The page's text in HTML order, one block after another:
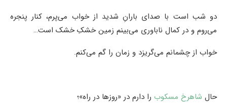
دو شب است با صدای بارانِ شدید از خواب می‌پرم، کنار پنجره
می‌روم و در کمال ناباوری می‌بینم زمین خشکِ خشک است…
خواب از چشمانم می‌گریزد و زمان را گم می‌کنم.
حال شاهرخ مسکوب را دارم در «روزها در راه»؛